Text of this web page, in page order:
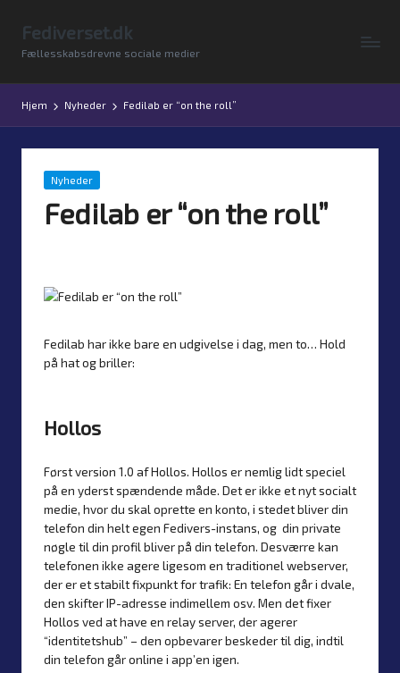
Fediverset.dk
Fællesskabsdrevne sociale medier
Hjem Nyheder Fedilab er “on the roll”
Posted
in
Nyheder
Fedilab er “on the roll”
Fedilab har ikke bare en udgivelse i dag, men to… Hold
på hat og briller:
Hollos
Først version 1.0 af Hollos. Hollos er nemlig lidt speciel
på en yderst spændende måde. Det er ikke et nyt socialt
medie, hvor du skal oprette en konto, i stedet bliver din
telefon din helt egen Fedivers-instans, og din private
nøgle til din profil bliver på din telefon. Desværre kan
telefonen ikke agere ligesom en traditionel webserver,
der er et stabilt fixpunkt for trafik: En telefon går i dvale,
den skifter IP-adresse indimellem osv. Men det fixer
Hollos ved at have en relay server, der agerer
“identitetshub” – den opbevarer beskeder til dig, indtil
din telefon går online i app’en igen.